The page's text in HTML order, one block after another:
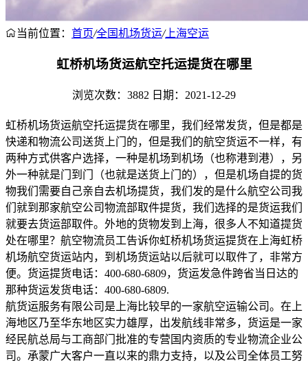
当前位置： 首页/全国机场货运/上海空运
虹桥机场货运航空托运提货在哪里
浏览次数：3882 日期：2021-12-29
虹桥机场货运航空托运提货在哪里，我们经常发货，但是都是
快递和物流公司送货上门的，但是我们的航空货运不一样，有
两种方式供客户选择，一种是机场到机场（也称港到港），另
外一种就是门到门（也就是送货上门的），但是机场自提的货
物我们需要自己亲自去机场提货，我们发的是什么航空公司我
们就到那家航空公司物流部取件提货，我们选择的是货运我们
就要去货运部取件。外地的货物发到上海，很多人不知道提货
处在哪里？航空物流员工告诉你虹桥机场货运提货在上海虹桥
机场航空货运站内，到机场货运站以后就可以取件了，非常方
便。货运提货电话：400-680-6809，货运发急件跨省当日达的
那种货运发货电话：400-680-6809.
航货运服务有限公司是上海比较早的一家航空运输公司。在上
海地区乃至华东地区实力雄厚，出发航线非常多，货运是一家
经民航总局与工商部门批准的专营国内资质的专业物流企业公
司。承蒙广大客户一直以来的鼎力支持，以及公司全体员工努